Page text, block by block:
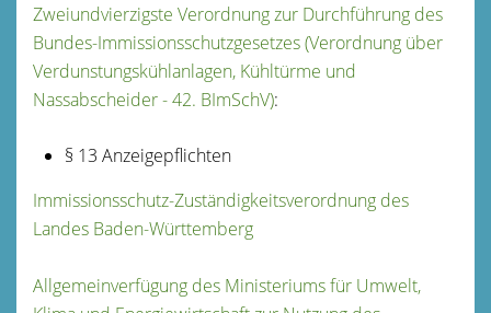
Zweiundvierzigste Verordnung zur Durchführung des
Bundes-Immissionsschutzgesetzes (Verordnung über
Verdunstungskühlanlagen, Kühltürme und
Nassabscheider - 42. BImSchV):
§ 13 Anzeigepflichten
Immissionsschutz-Zuständigkeitsverordnung des
Landes Baden-Württemberg
Allgemeinverfügung des Ministeriums für Umwelt,